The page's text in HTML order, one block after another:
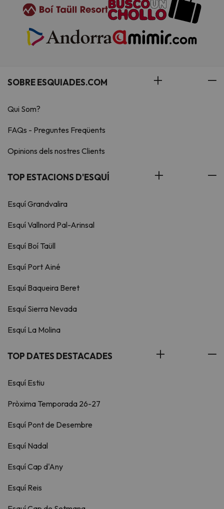
SOBRE ESQUIADES.COM
Qui Som?
FAQs - Preguntes Freqüents
Opinions dels nostres Clients
TOP ESTACIONS D'ESQUÍ
Esquí Grandvalira
Esquí Vallnord Pal-Arinsal
Esquí Boí Taüll
Esquí Port Ainé
Esquí Baqueira Beret
Esquí Sierra Nevada
Esquí La Molina
TOP DATES DESTACADES
Esquí Estiu
Pròxima Temporada 26-27
Esquí Pont de Desembre
Esquí Nadal
Esquí Cap d'Any
Esquí Reis